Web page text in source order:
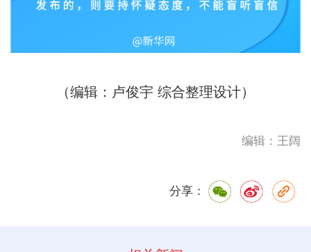
（编辑：卢俊宇 综合整理设计）
编辑：王阔
分享：